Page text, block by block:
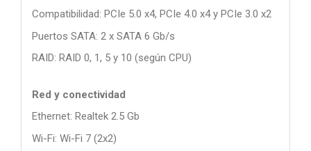
Compatibilidad: PCIe 5.0 x4, PCIe 4.0 x4 y PCIe 3.0 x2
Puertos SATA: 2 x SATA 6 Gb/s
RAID: RAID 0, 1, 5 y 10 (según CPU)
Red y conectividad
Ethernet: Realtek 2.5 Gb
Wi-Fi: Wi-Fi 7 (2x2)